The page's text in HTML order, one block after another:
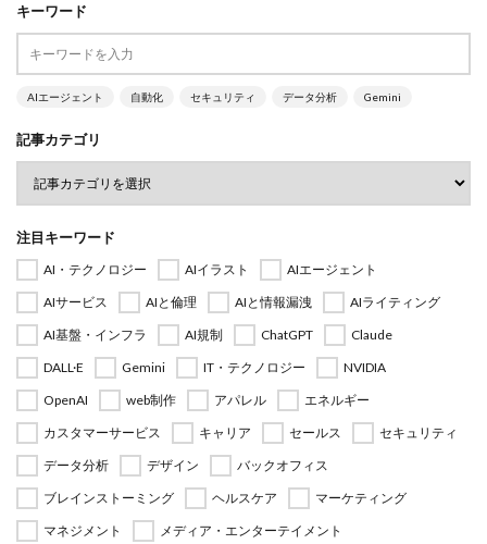
キーワード
AIエージェント 自動化 セキュリティ データ分析 Gemini
記事カテゴリ
注目キーワード
AI・テクノロジー AIイラスト
AIエージェント
AIサービス
AIと倫理 AIと情報漏洩
AIライティング
AI基盤・インフラ
AI規制 ChatGPT
Claude
DALL·E
Gemini IT・テクノロジー
NVIDIA
OpenAI
web制作 アパレル
エネルギー
カスタマーサービス
キャリア セールス
セキュリティ
データ分析
デザイン
バックオフィス
ブレインストーミング
ヘルスケア
マーケティング
マネジメント
メディア・エンターテイメント